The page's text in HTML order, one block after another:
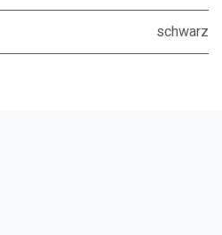
schwarz